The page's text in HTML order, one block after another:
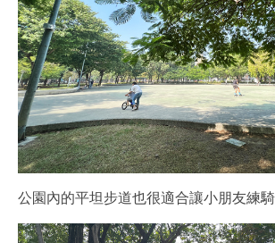
公園內的平坦步道也很適合讓小朋友練騎